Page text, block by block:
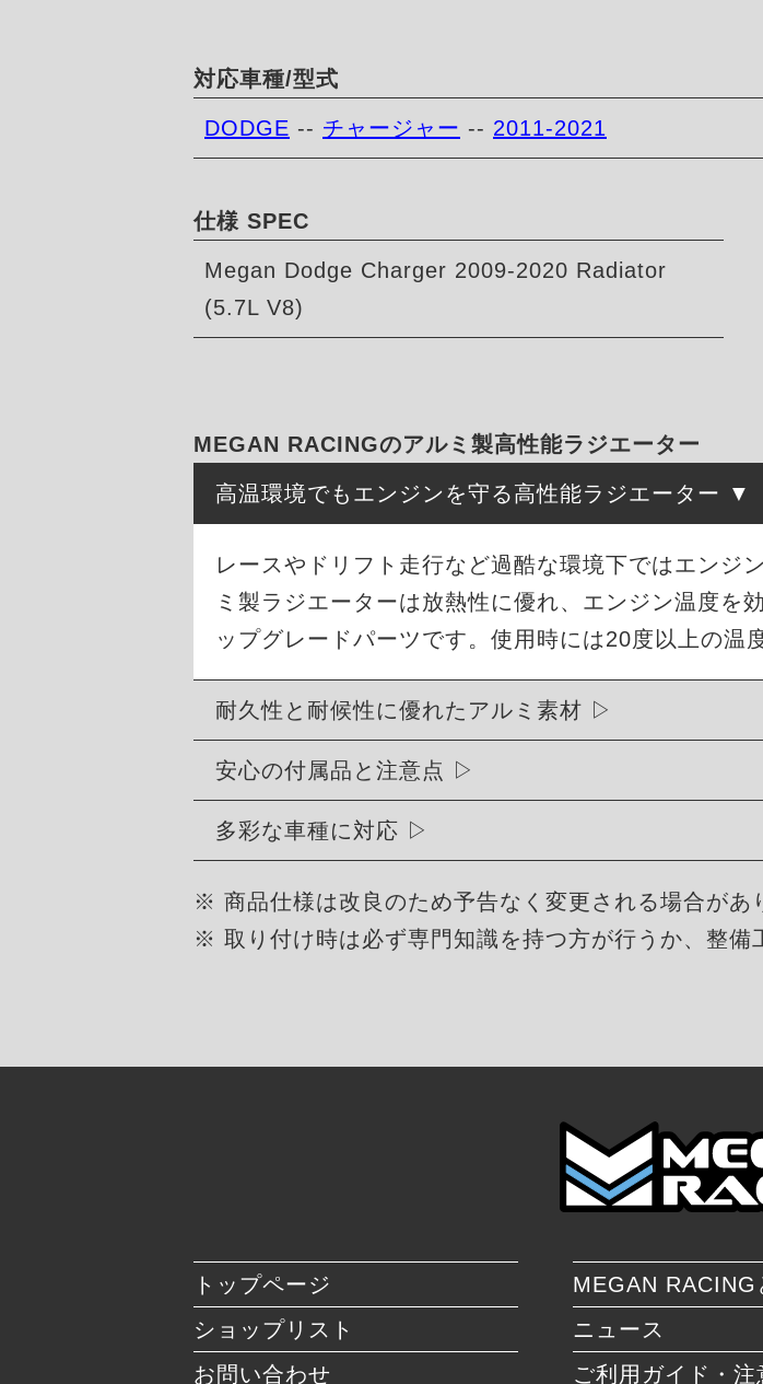
対応車種/型式
DODGE -- チャージャー -- 2011-2021
仕様 SPEC
Megan Dodge Charger 2009-2020 Radiator
(5.7L V8)
MEGAN RACINGのアルミ製高性能ラジエーター
高温環境でもエンジンを守る高性能ラジエーター
レースやドリフト走行など過酷な環境下ではエンジ
ミ製ラジエーターは放熱性に優れ、エンジン温度を
ップグレードパーツです。使用時には20度以上の温
耐久性と耐候性に優れたアルミ素材
安心の付属品と注意点
多彩な車種に対応
※ 商品仕様は改良のため予告なく変更される場合があ
※ 取り付け時は必ず専門知識を持つ方が行うか、整備
トップページ MEGAN RACING
ショップリスト
ニュース
お問い合わせ
ご利用ガイド・注